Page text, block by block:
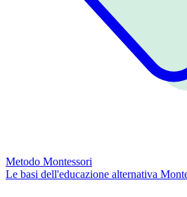
Metodo Montessori
Le basi dell'educazione alternativa